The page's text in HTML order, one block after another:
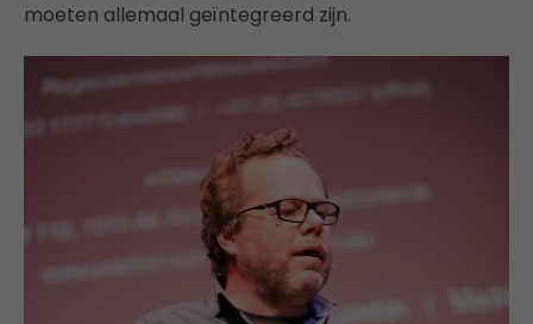
moeten allemaal geïntegreerd zijn.